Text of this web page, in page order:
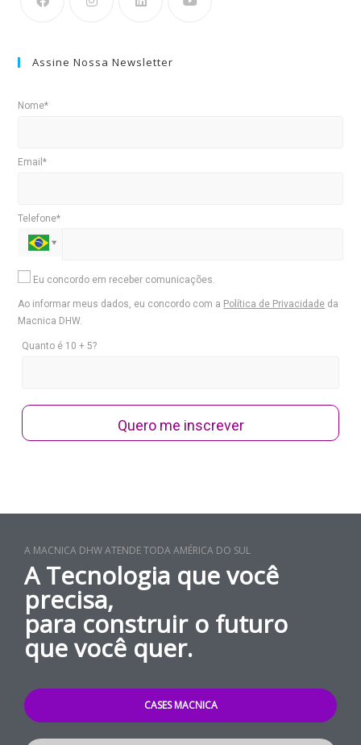
Assine Nossa Newsletter
Nome*
Email*
Telefone*
Eu concordo em receber comunicações.
Ao informar meus dados, eu concordo com a Política de Privacidade da
Macnica DHW.
Quanto é 10 + 5?
Quero me inscrever
A MACNICA DHW ATENDE TODA AMÉRICA DO SUL
A Tecnologia que você
precisa,
para construir o futuro
que você quer.
CASES MACNICA